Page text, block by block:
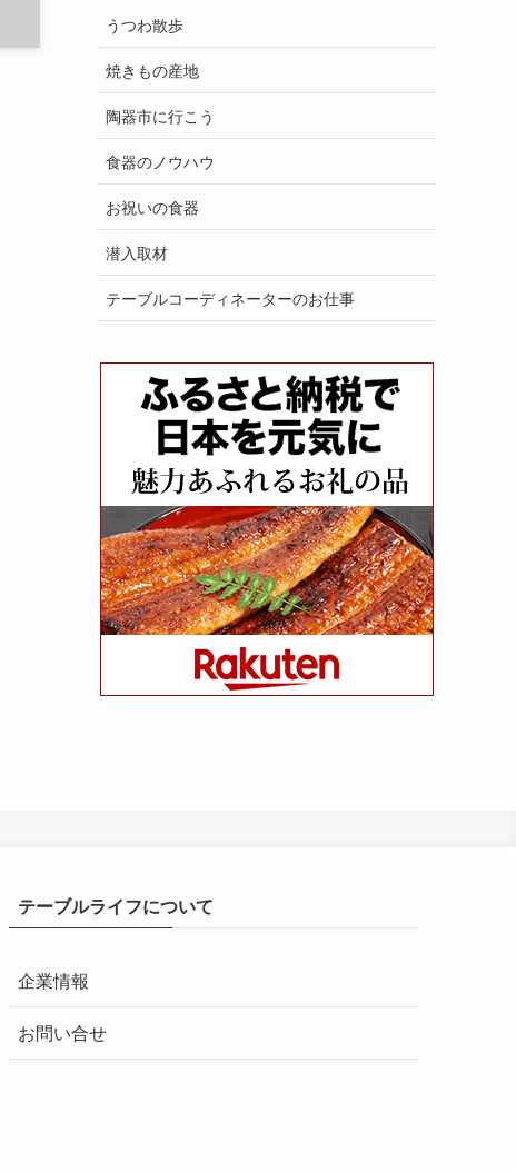
うつわ散歩
焼きもの産地
陶器市に行こう
食器のノウハウ
お祝いの食器
潜入取材
テーブルコーディネーターのお仕事
テーブルライフについて
企業情報
お問い合せ